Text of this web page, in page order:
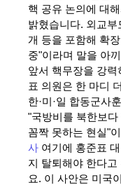
핵 공유 논의에 대
밝혔습니다. 외교부
개 등을 포함해 확
중"이라며 말을 아
앞서 핵무장을 강
표 의원은 한 마디
한·미·일 합동군사
"국방비를 북한보다
꼼짝 못하는 현실"
사 여기에 홍준표
지 탈퇴해야 한다고
요. 이 사안은 미국